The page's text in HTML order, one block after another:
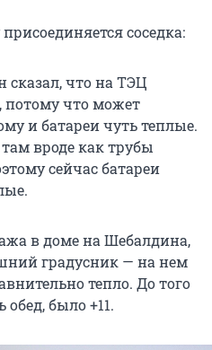
соседка:
сказал, что на ТЭЦ
потому что может
и батареи чуть теплые.
вроде как трубы
сейчас батареи
в доме на Шебалдина,
градусник — на нем
тепло. До того
было +11.